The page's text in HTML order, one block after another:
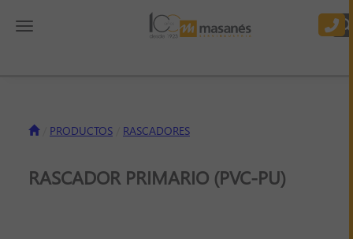
Toggle navigation
PRODUCTOS RASCADORES
RASCADOR PRIMARIO (PVC-PU)